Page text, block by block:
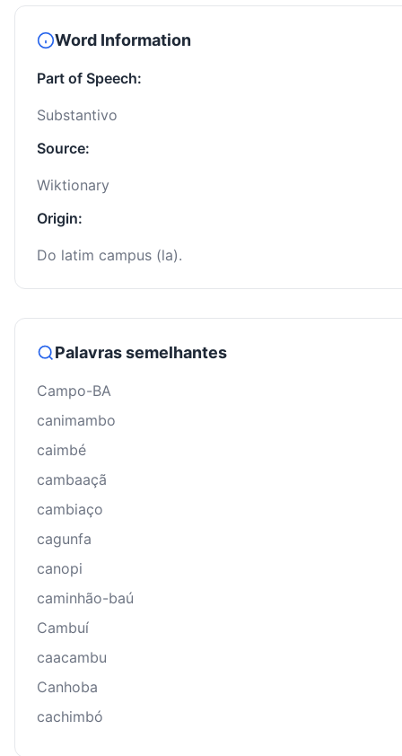
Word Information
Part of Speech:
Substantivo
Source:
Wiktionary
Origin:
Do latim campus (la).
Palavras semelhantes
Campo-BA
canimambo
caimbé
cambaaçã
cambiaço
cagunfa
canopi
caminhão-baú
Cambuí
caacambu
Canhoba
cachimbó